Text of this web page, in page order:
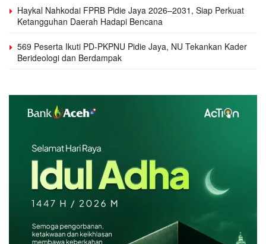
Haykal Nahkodai FPRB Pidie Jaya 2026–2031, Siap Perkuat
Ketangguhan Daerah Hadapi Bencana
569 Peserta Ikuti PD-PKPNU Pidie Jaya, NU Tekankan Kader
Berideologi dan Berdampak